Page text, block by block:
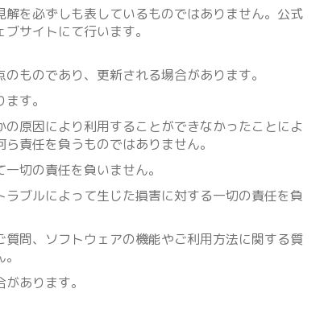
を必ずしも表しているものではありません。公式
サイトにて行います。
ものであり、更新される場合があります。
す。
原因により利用することができなかったことによ
責任を負うものではありません。
切の責任を負いません。
ブルによって生じた損害に対する一切の責任を負
問、ソフトウェアの機能やご利用方法に関する質
あります。